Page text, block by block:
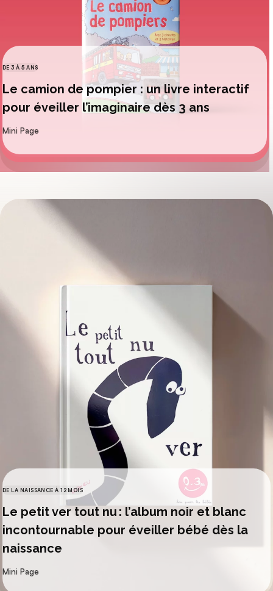
CATÉGORIES
DE 3 À 5 ANS
Le camion de pompier : un livre interactif
pour éveiller l’imaginaire dès 3 ans
par
Mini Page
CATÉGORIES
DE LA NAISSANCE À 12 MOIS
Le petit ver tout nu : l’album noir et blanc
incontournable pour éveiller bébé dès la
naissance
par
Mini Page